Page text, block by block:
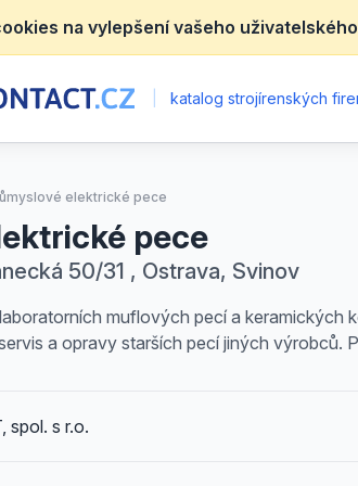
na vylepšení vašeho
katalog strojírenských
elektrické pece
pece
50/31 , Ostrava, Svinov
muflových pecí a
a opravy starších pecí jiných výrobců.
spol. s r.o.